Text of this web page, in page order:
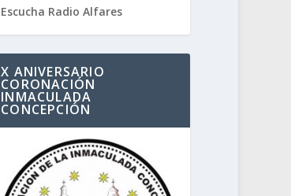
Escucha Radio Alfares
X ANIVERSARIO
CORONACIÓN
INMACULADA
CONCEPCIÓN